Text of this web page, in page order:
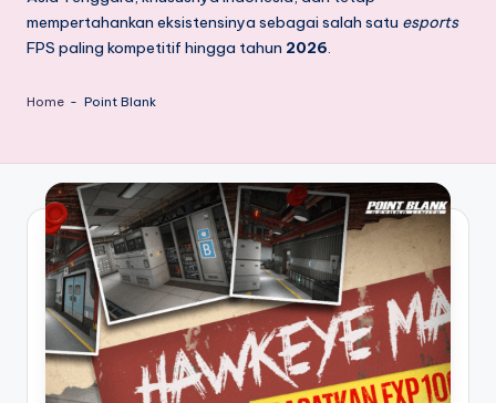
e
ri
E
-
S
p
o
r
terdepan
yang
secara
analisis,
dan
liputan
mendalam
seputar
dunia
e-
sport
dan
gaming
mempertahankan eksistensinya sebagai salah satu esports
FPS paling kompetitif hingga tahun 2026.
Home - Point Blank